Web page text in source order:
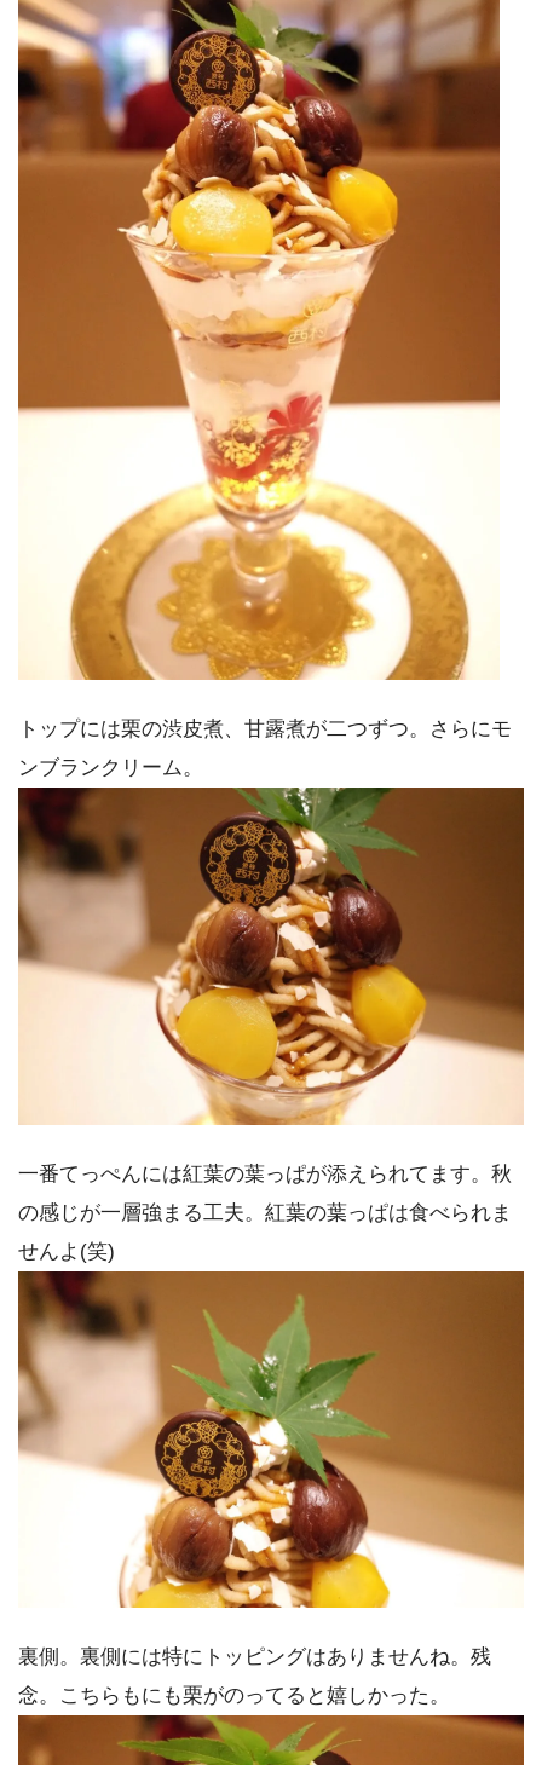
トップには栗の渋皮煮、甘露煮が二つずつ。さらにモ
ンブランクリーム。
一番てっぺんには紅葉の葉っぱが添えられてます。秋
の感じが一層強まる工夫。紅葉の葉っぱは食べられま
せんよ(笑)
裏側。裏側には特にトッピングはありませんね。残
念。こちらもにも栗がのってると嬉しかった。